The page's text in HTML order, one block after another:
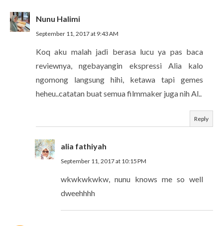
Nunu Halimi
September 11, 2017 at 9:43 AM
Koq aku malah jadi berasa lucu ya pas baca
reviewnya, ngebayangin ekspressi Alia kalo
ngomong langsung hihi, ketawa tapi gemes
heheu..catatan buat semua filmmaker juga nih Al..
Reply
alia fathiyah
September 11, 2017 at 10:15 PM
wkwkwkwkw, nunu knows me so well
dweehhhh